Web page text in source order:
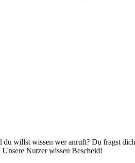
willst wissen wer anruft? Du fragst
Nutzer wissen Bescheid!